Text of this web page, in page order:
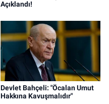
Açıklandı!
Devlet Bahçeli: "Öcalan Umut
Hakkına Kavuşmalıdır"